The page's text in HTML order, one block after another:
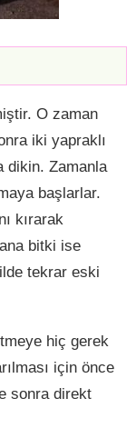
O zaman
iki yapraklı
dikin. Zamanla
başlarlar.
kırarak
bitki ise
tekrar eski
hiç gerek
için önce
sonra direkt